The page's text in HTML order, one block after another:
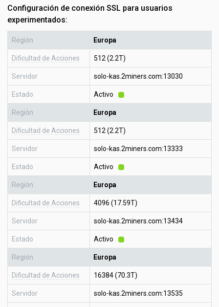
Configuración de conexión SSL para usuarios
experimentados:
Región Europa
Dificultad de Acciones 512 (2.2T)
Servidor solo-kas.2miners.com:13030
Estado Activo
Región Europa
Dificultad de Acciones 512 (2.2T)
Servidor solo-kas.2miners.com:13333
Estado Activo
Región Europa
Dificultad de Acciones 4096 (17.59T)
Servidor solo-kas.2miners.com:13434
Estado Activo
Región Europa
Dificultad de Acciones 16384 (70.3T)
Servidor solo-kas.2miners.com:13535